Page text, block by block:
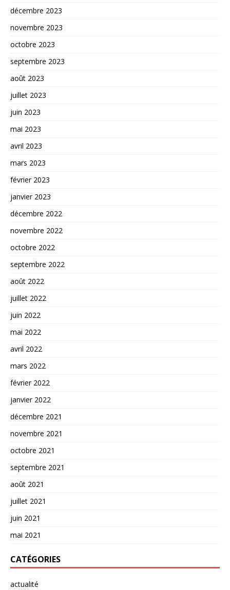
décembre 2023
novembre 2023
octobre 2023
septembre 2023
août 2023
juillet 2023
juin 2023
mai 2023
avril 2023
mars 2023
février 2023
janvier 2023
décembre 2022
novembre 2022
octobre 2022
septembre 2022
août 2022
juillet 2022
juin 2022
mai 2022
avril 2022
mars 2022
février 2022
janvier 2022
décembre 2021
novembre 2021
octobre 2021
septembre 2021
août 2021
juillet 2021
juin 2021
mai 2021
CATÉGORIES
actualité